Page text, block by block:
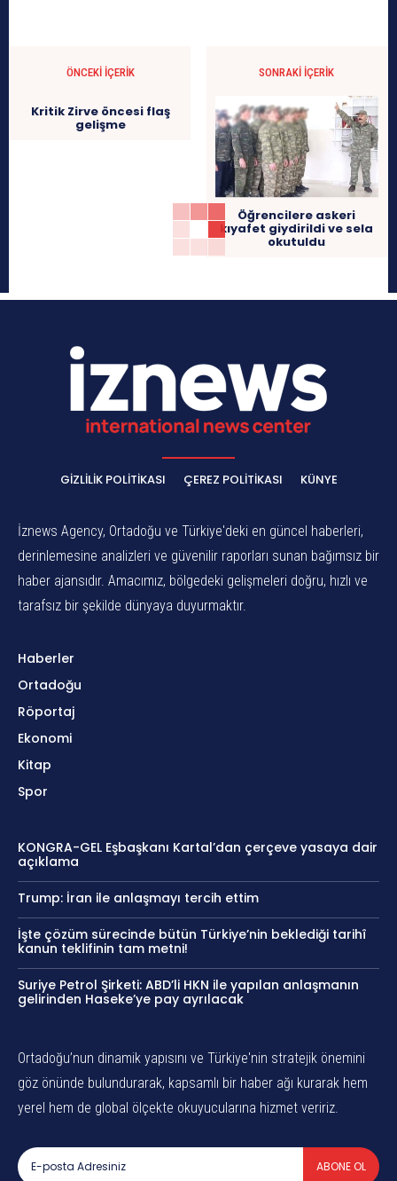
ÖNCEKI İÇERIK
Kritik Zirve öncesi flaş
gelişme
SONRAKI İÇERIK
Öğrencilere askeri
kıyafet giydirildi ve sela
okutuldu
GIZLILIK POLITIKASI ÇEREZ POLITIKASI KÜNYE
İznews Agency, Ortadoğu ve Türkiye'deki en güncel haberleri,
derinlemesine analizleri ve güvenilir raporları sunan bağımsız bir
haber ajansıdır. Amacımız, bölgedeki gelişmeleri doğru, hızlı ve
tarafsız bir şekilde dünyaya duyurmaktır.
Haberler
Ortadoğu
Röportaj
Ekonomi
Kitap
Spor
KONGRA-GEL Eşbaşkanı Kartal’dan çerçeve yasaya dair
açıklama
Trump: İran ile anlaşmayı tercih ettim
İşte çözüm sürecinde bütün Türkiye’nin beklediği tarihî
kanun teklifinin tam metni!
Suriye Petrol Şirketi: ABD’li HKN ile yapılan anlaşmanın
gelirinden Haseke’ye pay ayrılacak
Ortadoğu’nun dinamik yapısını ve Türkiye'nin stratejik önemini
göz önünde bulundurarak, kapsamlı bir haber ağı kurarak hem
yerel hem de global ölçekte okuyucularına hizmet veririz.
ABONE OL